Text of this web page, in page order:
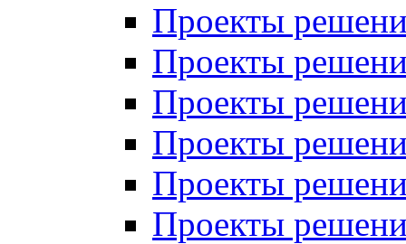
Проекты
Проекты
Проекты
Проекты
Проекты
Проекты